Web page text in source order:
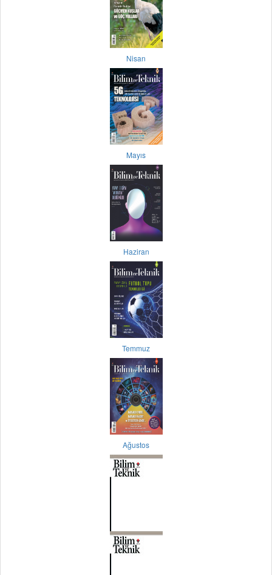
Nisan
Mayıs
Haziran
Temmuz
Ağustos